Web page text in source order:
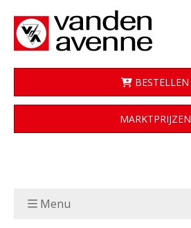
BESTELLEN
MARKTPRIJZEN
Menu